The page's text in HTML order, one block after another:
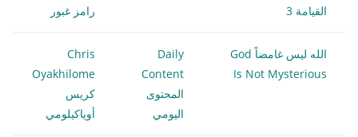
القيامة 3
رامز غبور
الله ليس غامضاً God
Is Not Mysterious
Daily
Content
المحتوى
اليومي
Chris
Oyakhilome
كريس
أوياكيلومي